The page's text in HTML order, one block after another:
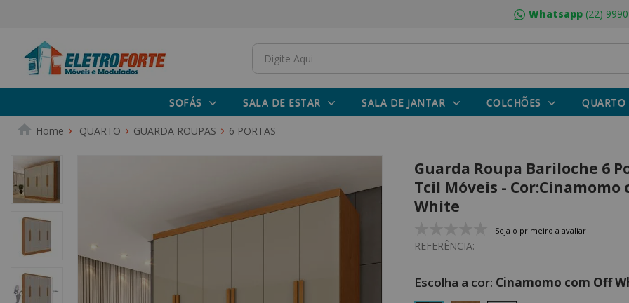
Whatsapp(22)
SOFÁS SALA DE ESTAR SALA DE JANTAR COLCHÕES QUARTO
QUARTO GUARDA ROUPAS 6 PORTAS
Guarda Roupa Bariloche 6
Tcil Móveis - Cor:Cinamomo
White
Seja o primeiro a avaliar
REFERÊNCIA:
Cinamomo com Off